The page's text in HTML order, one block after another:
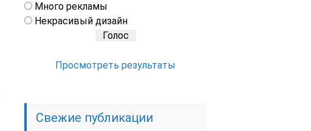
Много рекламы
Некрасивый дизайн
Просмотреть результаты
Свежие публикации